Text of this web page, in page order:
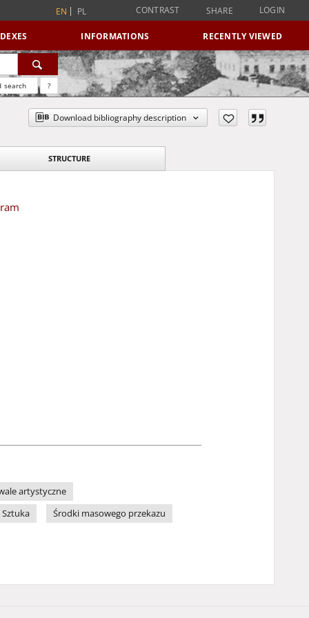
EN PL CONTRAST SHARE LOGIN
INFORMATIONS RECENTLY VIEWED
search ?
Download bibliography description
STRUCTURE
artystyczne
Sztuka
Środki masowego przekazu